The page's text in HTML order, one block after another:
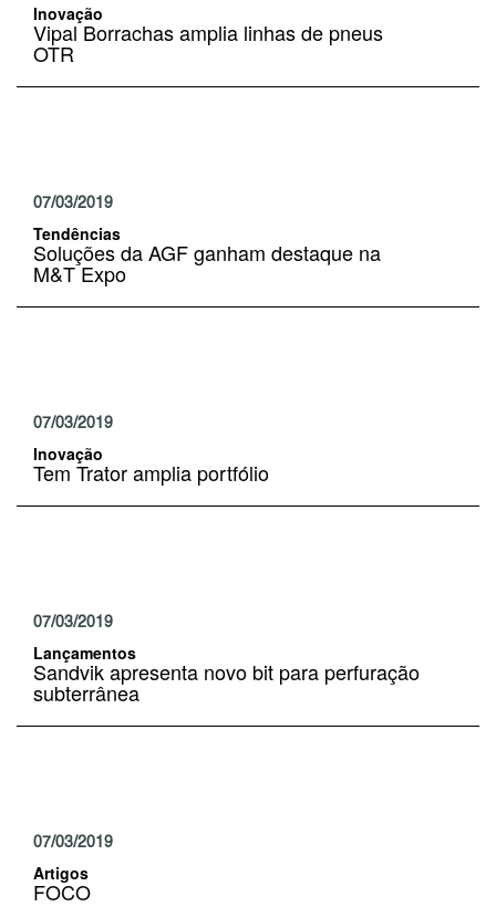
Inovação
Vipal Borrachas amplia linhas de pneus
OTR
07/03/2019
Tendências
Soluções da AGF ganham destaque na
M&T Expo
07/03/2019
Inovação
Tem Trator amplia portfólio
07/03/2019
Lançamentos
Sandvik apresenta novo bit para perfuração
subterrânea
07/03/2019
Artigos
FOCO